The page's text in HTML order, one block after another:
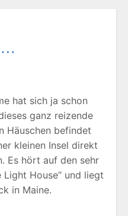
hat sich ja schon
ganz reizende
Häuschen befindet
kleinen Insel direkt
Es hört auf den sehr
Light House“ und liegt
in Maine.